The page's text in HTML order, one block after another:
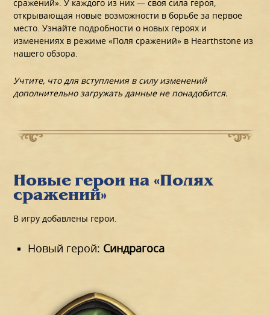
сражений». У каждого из них — своя сила героя,
открывающая новые возможности в борьбе за первое
место. Узнайте подробности о новых героях и
изменениях в режиме «Поля сражений» в Hearthstone из
нашего обзора.
Учтите, что для вступления в силу изменений
дополнительно загружать данные не понадобится.
Новые герои на «Полях
сражений»
В игру добавлены герои.
Новый герой: Синдрагоса